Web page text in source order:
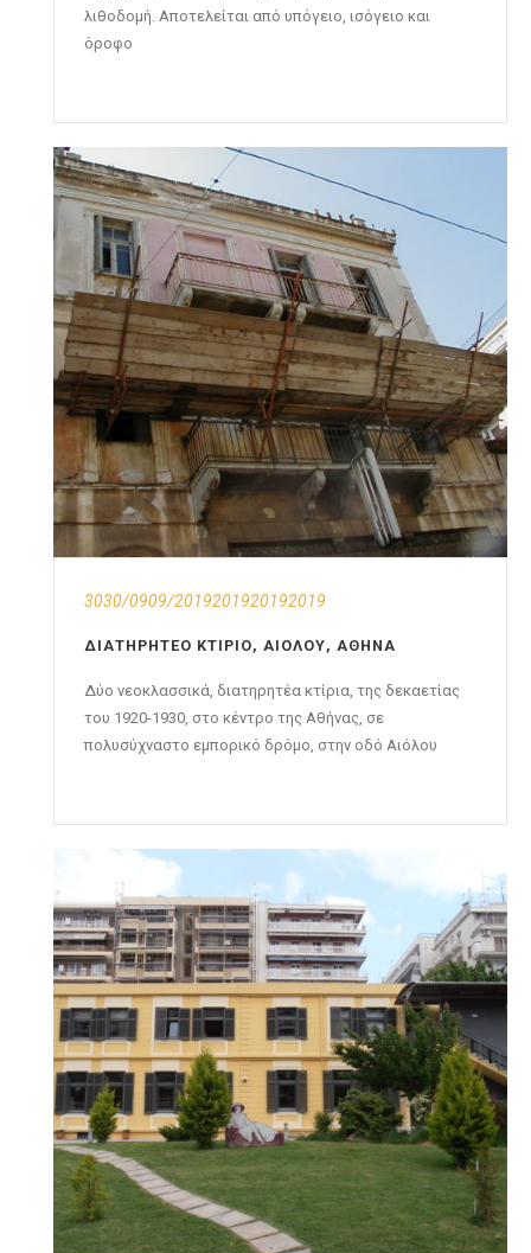
λιθοδομή. Αποτελείται από υπόγειο, ισόγειο και
όροφο
3030/0909/2019201920192019
ΔΙΑΤΗΡΗΤΈΟ ΚΤΊΡΙΟ, ΑΙΌΛΟΥ, ΑΘΉΝΑ
Δύο νεοκλασσικά, διατηρητέα κτίρια, της δεκαετίας
του 1920-1930, στο κέντρο της Αθήνας, σε
πολυσύχναστο εμπορικό δρόμο, στην οδό Αιόλου